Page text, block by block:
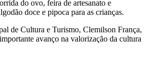
do ovo, feira de artesanato e
doce e pipoca para as crianças.
de Cultura e Turismo, Clemilson França,
avanço na valorização da cultura